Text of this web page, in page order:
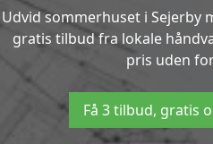
Udvid sommerhuset i Sejerby
gratis tilbud fra lokale
pris uden
Få 3 tilbud, gratis